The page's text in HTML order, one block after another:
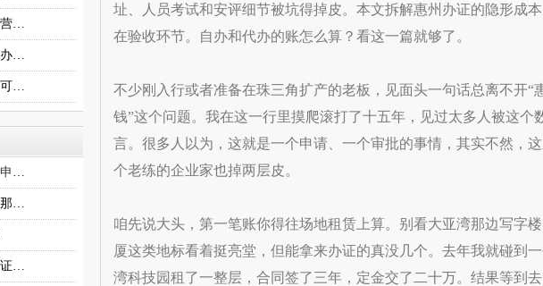
如何办理危险化学品经营许可证
如何做出明智的许可证办理决策：
2026深圳危化品经营许可证办理流程
危险品经营许可证代办申请,危化品
办经营许可证没你想得那么难！
无仓储卖酒精要办危化证吗？
址、人员考试和安评细节被坑得掉皮。本文拆解惠州办证的隐形成
在验收环节。自办和代办的账怎么算？看这一篇就够了。
不少刚入行或者准备在珠三角扩产的老板，见面头一句话总离不开“
钱”这个问题。我在这一行里摸爬滚打了十五年，见过太多人被这个
言。很多人以为，这就是一个申请、一个审批的事情，其实不然，
个老练的企业家也掉两层皮。
咱先说大头，第一笔账你得往场地租赁上算。别看大亚湾那边写字
厦这类地标看着挺亮堂，但能拿来办证的真没几个。去年我就碰到
湾科技园租了一整层，合同签了三年，定金交了二十万。结果等到